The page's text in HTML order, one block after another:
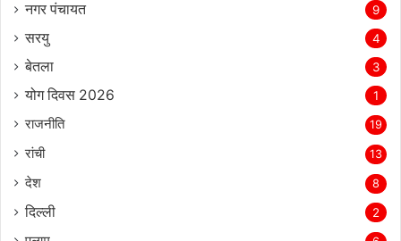
नगर पंचायत 9
सरयु 4
बेतला 3
योग दिवस 2026 1
राजनीति 19
रांची 13
देश 8
दिल्‍ली 2